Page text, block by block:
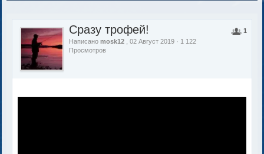
1
Сразу трофей!
Написаноmosk12
, 02 Август 2019 · 1 122
Просмотров